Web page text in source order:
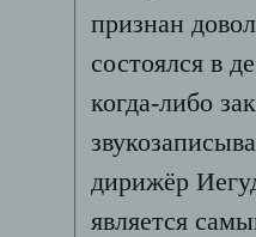
признан
состоялся в
когда-либо
дирижёр
является